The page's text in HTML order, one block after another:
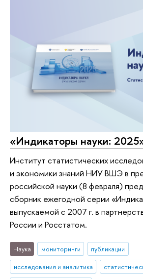
«Индикаторы науки:
Институт статистических
и экономики знаний НИУ ВШЭ в
российской науки (8 февраля)
сборник ежегодной серии
выпускаемой с 2007 г. в
России и Росстатом.
Наука мониторинги
публикации
исследования и аналитика